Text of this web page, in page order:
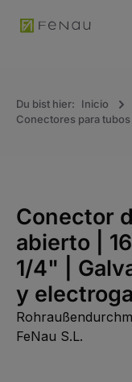
principal
Du bist hier: Inicio
Conectores para
Conector
abierto |
1/4" |
y
FeNau S.L.